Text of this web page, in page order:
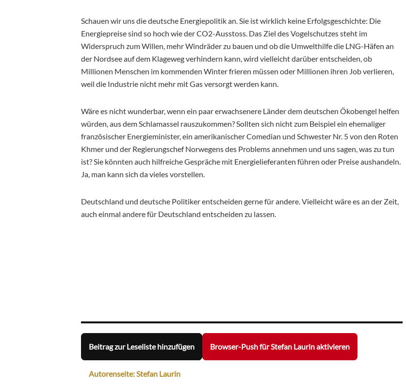
Schauen wir uns die deutsche Energiepolitik an. Sie ist wirklich keine Erfolgsgeschichte: Die
Energiepreise sind so hoch wie der CO2-Ausstoss. Das Ziel des Vogelschutzes steht im
Widerspruch zum Willen, mehr Windräder zu bauen und ob die Umwelthilfe die LNG-Häfen an
der Nordsee auf dem Klageweg verhindern kann, wird vielleicht darüber entscheiden, ob
Millionen Menschen im kommenden Winter frieren müssen oder Millionen ihren Job verlieren,
weil die Industrie nicht mehr mit Gas versorgt werden kann.
Wäre es nicht wunderbar, wenn ein paar erwachsenere Länder dem deutschen Ökobengel helfen
würden, aus dem Schlamassel rauszukommen? Sollten sich nicht zum Beispiel ein ehemaliger
französischer Energieminister, ein amerikanischer Comedian und Schwester Nr. 5 von den Roten
Khmer und der Regierungschef Norwegens des Problems annehmen und uns sagen, was zu tun
ist? Sie könnten auch hilfreiche Gespräche mit Energielieferanten führen oder Preise aushandeln.
Ja, man kann sich da vieles vorstellen.
Deutschland und deutsche Politiker entscheiden gerne für andere. Vielleicht wäre es an der Zeit,
auch einmal andere für Deutschland entscheiden zu lassen.
Beitrag zur Leseliste hinzufügen Browser-Push für Stefan Laurin aktivieren
Autorenseite: Stefan Laurin